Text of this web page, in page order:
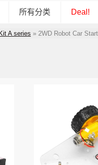
所有分类 Deal!
A series » 2WD Robot Car